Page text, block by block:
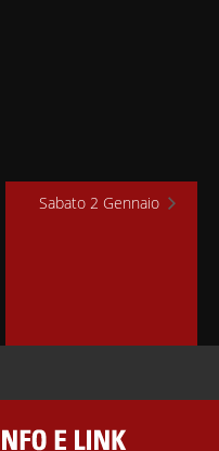
Sabato 2 Gennaio